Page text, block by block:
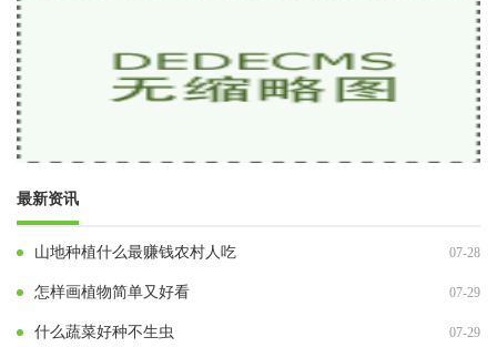
最新资讯
山地种植什么最赚钱农村人吃 07-28
怎样画植物简单又好看 07-29
什么蔬菜好种不生虫 07-29